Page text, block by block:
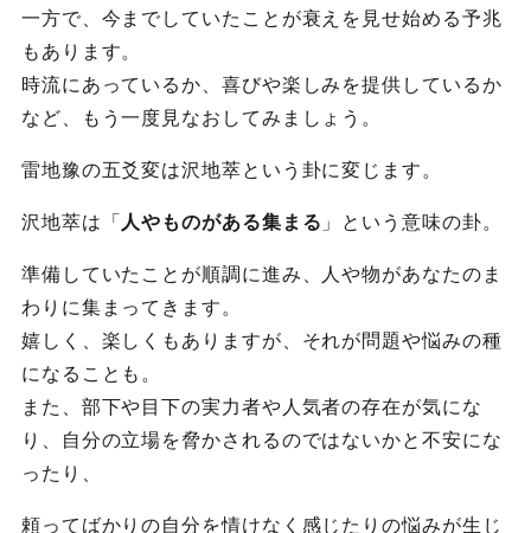
一方で、今までしていたことが衰えを見せ始める予兆
もあります。
時流にあっているか、喜びや楽しみを提供しているか
など、もう一度見なおしてみましょう。
雷地豫の五爻変は沢地萃という卦に変じます。
沢地萃は「人やものがある集まる 」という意味の卦。
準備していたことが順調に進み、人や物があなたのま
わりに集まってきます。
嬉しく、楽しくもありますが、それが問題や悩みの種
になることも。
また、部下や目下の実力者や人気者の存在が気にな
り、自分の立場を脅かされるのではないかと不安にな
ったり、
頼ってばかりの自分を情けなく感じたりの悩みが生じ